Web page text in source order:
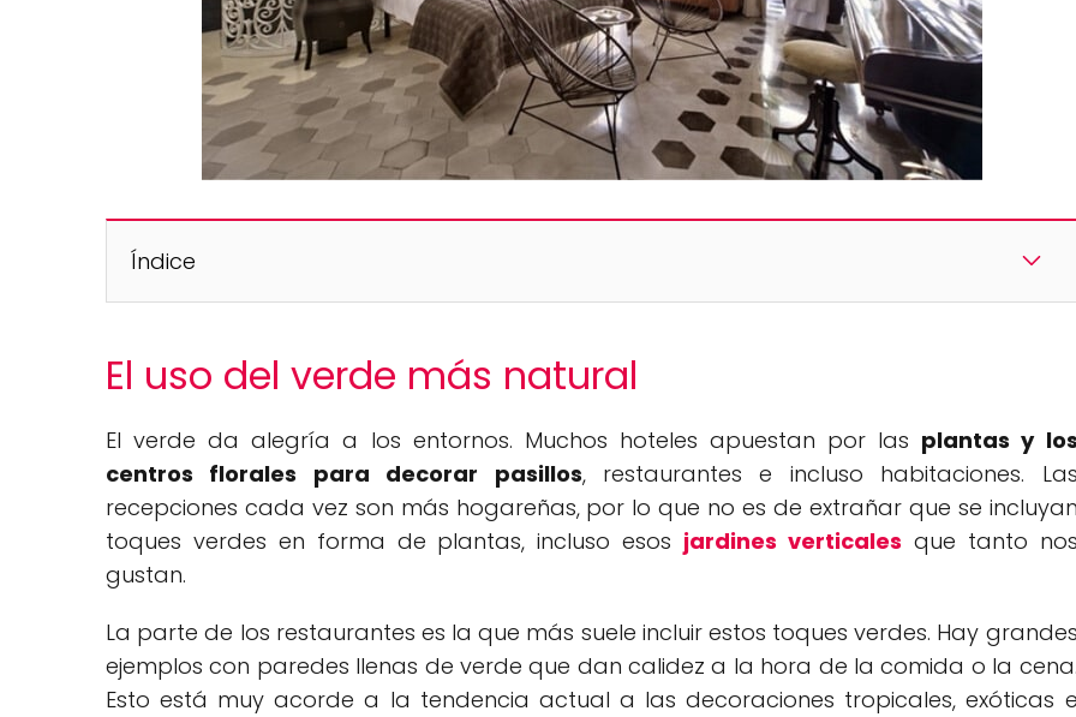
Índice
El uso del verde más natural
El verde da alegría a los entornos. Muchos hoteles apuestan por las plantas y los
centros florales para decorar pasillos, restaurantes e incluso habitaciones. Las
recepciones cada vez son más hogareñas, por lo que no es de extrañar que se incluyan
toques verdes en forma de plantas, incluso esos jardines verticales que tanto nos
gustan.
La parte de los restaurantes es la que más suele incluir estos toques verdes. Hay grandes
ejemplos con paredes llenas de verde que dan calidez a la hora de la comida o la cena.
Esto está muy acorde a la tendencia actual a las decoraciones tropicales, exóticas e